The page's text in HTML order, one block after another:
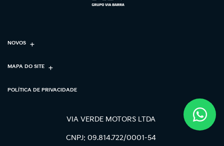
NOVOS
MAPA DO SITE
POLÍTICA DE PRIVACIDADE
VIA VERDE MOTORS LTDA
CNPJ: 09.814.722/0001-54